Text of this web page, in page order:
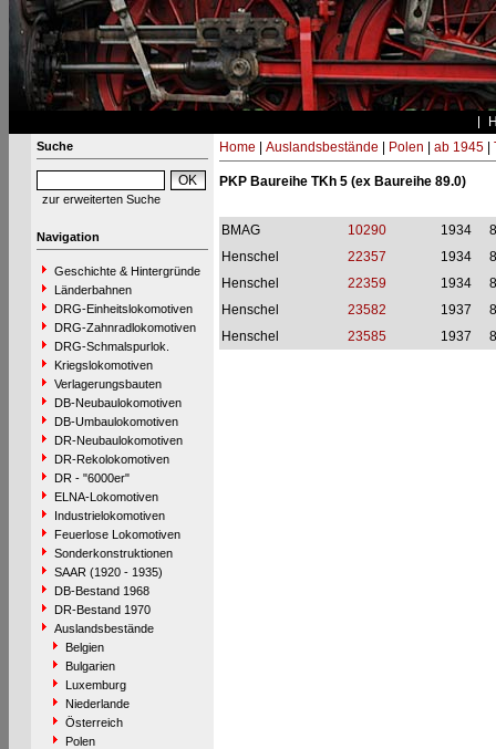
Suche
zur erweiterten Suche
Navigation
Geschichte & Hintergründe
Länderbahnen
DRG-Einheitslokomotiven
DRG-Zahnradlokomotiven
DRG-Schmalspurlok.
Kriegslokomotiven
Verlagerungsbauten
DB-Neubaulokomotiven
DB-Umbaulokomotiven
DR-Neubaulokomotiven
DR-Rekolokomotiven
DR - "6000er"
ELNA-Lokomotiven
Industrielokomotiven
Feuerlose Lokomotiven
Sonderkonstruktionen
SAAR (1920 - 1935)
DB-Bestand 1968
DR-Bestand 1970
Auslandsbestände
Belgien
Bulgarien
Luxemburg
Niederlande
Österreich
Polen
Home Auslandsbestände Polen ab 1945|
PKP Baureihe TKh 5 (ex Baureihe 89.0)
BMAG 10290 1934
Henschel
22357 1934
Henschel
22359 1934
Henschel
23582 1937
Henschel
23585 1937